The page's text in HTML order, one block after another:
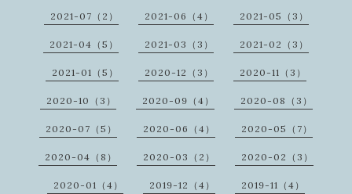
2021-07（2） 2021-06（4） 2021-05（3）
2021-04（5） 2021-03（3） 2021-02（3）
2021-01（5） 2020-12（3） 2020-11（3）
2020-10（3） 2020-09（4） 2020-08（3）
2020-07（5） 2020-06（4） 2020-05（7）
2020-04（8） 2020-03（2） 2020-02（3）
2020-01（4） 2019-12（4） 2019-11（4）